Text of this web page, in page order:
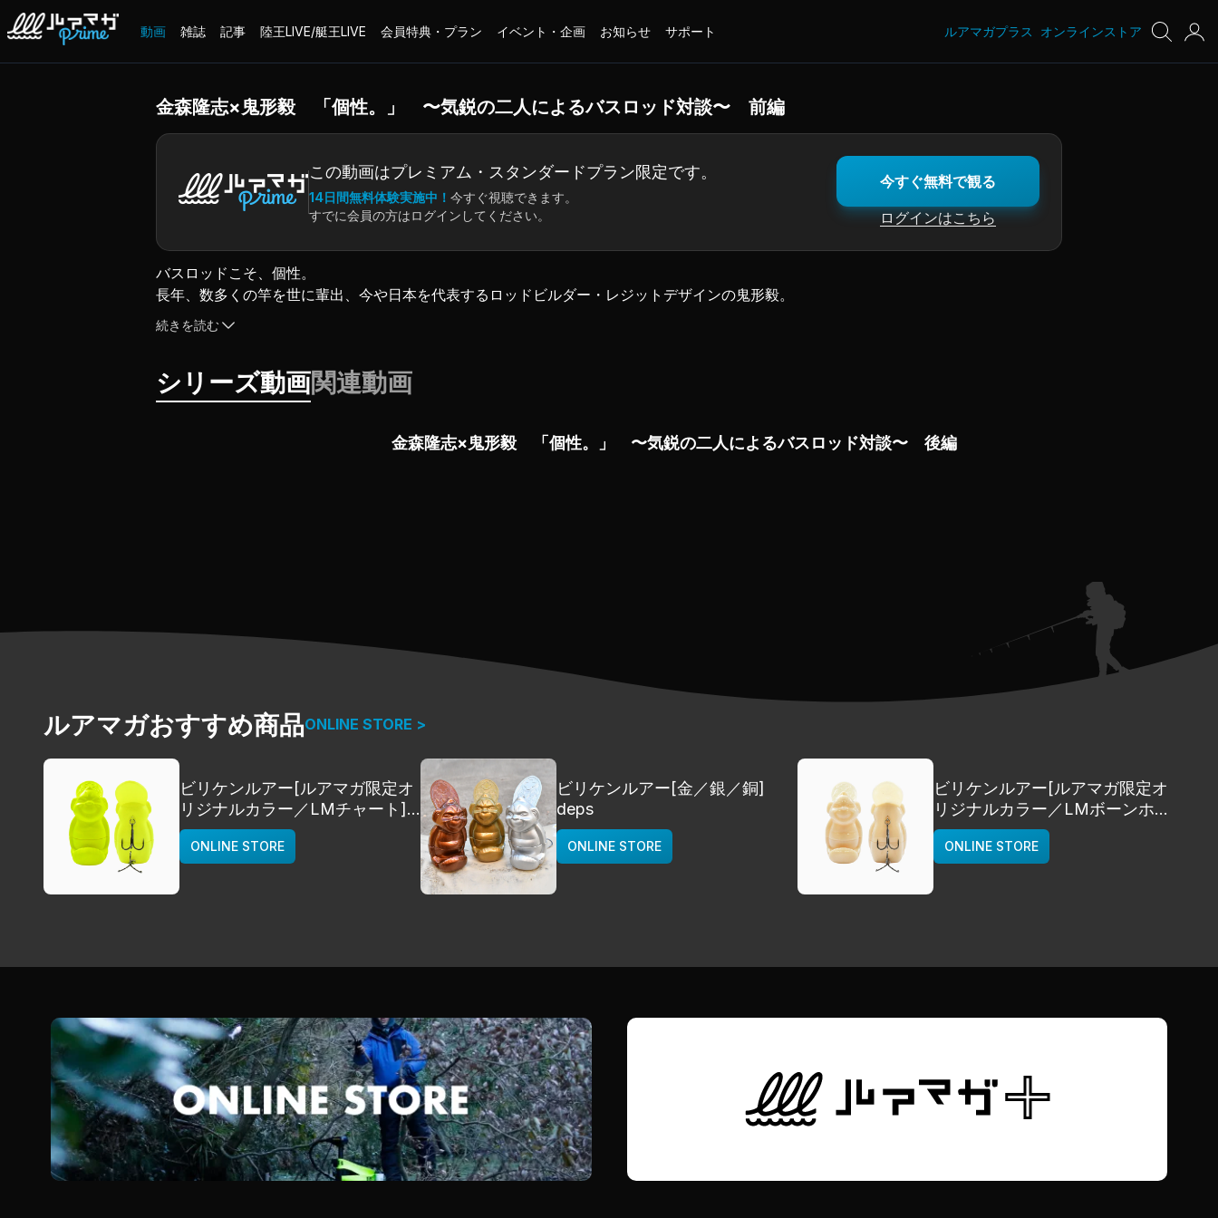
動画 雑誌 記事 陸王LIVE/艇王LIVE 会員特典・プラン イベント・企画 お知らせ サポート ルアマガプラス オンラインストア
金森隆志×鬼形毅 「個性。」 〜気鋭の二人によるバスロッド対談〜 前編
この動画はプレミアム・ スタンダードプラン限定です。
14日間無料体験実施中！ 今すぐ視聴できます。
すでに会員の方はログインしてください。
今すぐ無料で観る
ログインはこちら
バスロッドこそ、個性。
長年、数多くの竿を世に輩出、今や日本を代表するロッドビルダー・レジットデザインの鬼形毅。
そして、
オカッパリメーカーとして「グラディエーター」ロッドの販売からスタートさせた、レイドジャパンの金森隆志。
そしてその未来について語り合う。
前編は、
巷で話題になっている最新素材が、竿にとって常に良いとは限らない…その理由とは？
続きを読む
シリーズ動画関連動画
金森隆志×鬼形毅 「個性。」 〜気鋭の二人によるバスロッド対談〜 後編
ルアマガおすすめ商品ONLINE STORE >
ビリケンルアー[ルアマガ限定オ
リジナルカラー／LMチャート]
deps
ONLINE STORE
ビリケンルアー[金／銀／銅]
deps
ONLINE STORE
ビリケンルアー[ルアマガ限定オ
リジナルカラー／LMボーンホワ
イト]
deps
ONLINE STORE